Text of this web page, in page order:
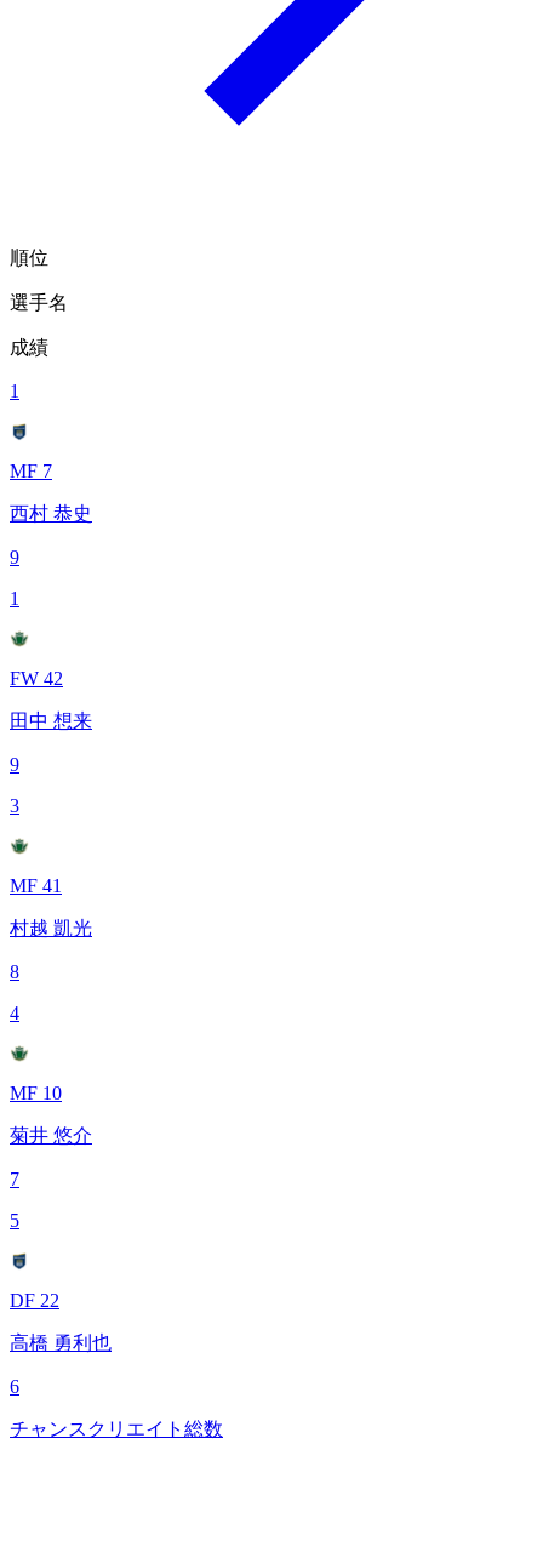
順位
選手名
成績
1
MF 7
西村 恭史
9
1
FW 42
田中 想来
9
3
MF 41
村越 凱光
8
4
MF 10
菊井 悠介
7
5
DF 22
高橋 勇利也
6
チャンスクリエイト総数